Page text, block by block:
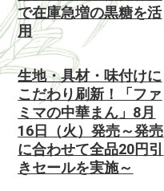
で在庫急増の黒糖を活
用
生地・具材・味付けに
こだわり刷新！「ファ
ミマの中華まん」8月
16日（火）発売～発売
に合わせて全品20円引
きセールを実施～